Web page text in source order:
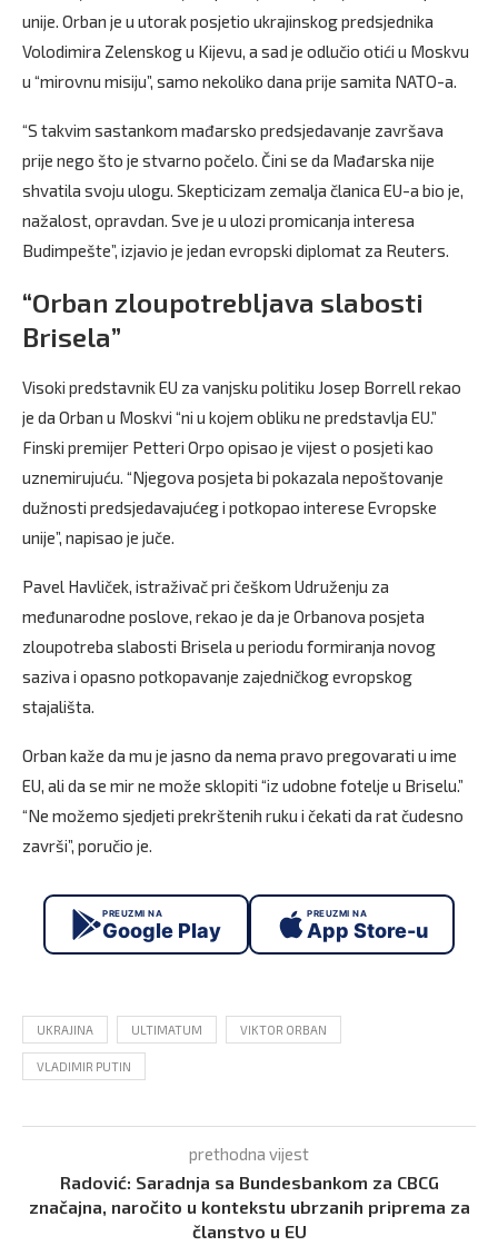
unije. Orban je u utorak posjetio ukrajinskog predsjednika
Volodimira Zelenskog u Kijevu, a sad je odlučio otići u Moskvu
u “mirovnu misiju”, samo nekoliko dana prije samita NATO-a.
“S takvim sastankom mađarsko predsjedavanje završava
prije nego što je stvarno počelo. Čini se da Mađarska nije
shvatila svoju ulogu. Skepticizam zemalja članica EU-a bio je,
nažalost, opravdan. Sve je u ulozi promicanja interesa
Budimpešte”, izjavio je jedan evropski diplomat za Reuters.
“Orban zloupotrebljava slabosti
Brisela”
Visoki predstavnik EU za vanjsku politiku Josep Borrell rekao
je da Orban u Moskvi “ni u kojem obliku ne predstavlja EU.”
Finski premijer Petteri Orpo opisao je vijest o posjeti kao
uznemirujuću. “Njegova posjeta bi pokazala nepoštovanje
dužnosti predsjedavajućeg i potkopao interese Evropske
unije”, napisao je juče.
Pavel Havliček, istraživač pri češkom Udruženju za
međunarodne poslove, rekao je da je Orbanova posjeta
zloupotreba slabosti Brisela u periodu formiranja novog
saziva i opasno potkopavanje zajedničkog evropskog
stajališta.
Orban kaže da mu je jasno da nema pravo pregovarati u ime
EU, ali da se mir ne može sklopiti “iz udobne fotelje u Briselu.”
“Ne možemo sjedjeti prekrštenih ruku i čekati da rat čudesno
završi”, poručio je.
PREUZMI NA
Google Play
PREUZMI NA
App Store-u
UKRAJINA ULTIMATUM VIKTOR ORBAN
VLADIMIR PUTIN
prethodna vijest
Radović: Saradnja sa Bundesbankom za CBCG
značajna, naročito u kontekstu ubrzanih priprema za
članstvo u EU